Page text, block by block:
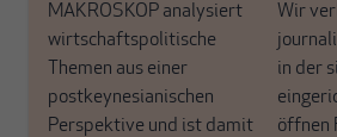
MAKROSKOP analysiert
wirtschaftspolitische
Themen aus einer
postkeynesianischen
Perspektive und ist damit
Wir
in der
öffnen